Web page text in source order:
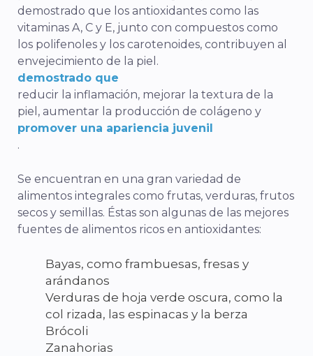
demostrado que los antioxidantes como las
vitaminas A, C y E, junto con compuestos como
los polifenoles y los carotenoides, contribuyen al
envejecimiento de la piel.
demostrado que
reducir la inflamación, mejorar la textura de la
piel, aumentar la producción de colágeno y
promover una apariencia juvenil
.
Se encuentran en una gran variedad de
alimentos integrales como frutas, verduras, frutos
secos y semillas. Éstas son algunas de las mejores
fuentes de alimentos ricos en antioxidantes:
Bayas, como frambuesas, fresas y
arándanos
Verduras de hoja verde oscura, como la
col rizada, las espinacas y la berza
Brócoli
Zanahorias